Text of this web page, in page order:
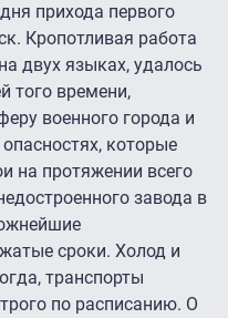
прихода первого
Кропотливая работа
двух языках, удалось
того времени,
военного города и
которые
на протяжении всего
завода в
сроки. Холод и
транспорты
по расписанию. О